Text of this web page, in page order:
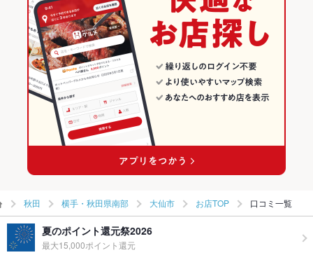
秋田 × イタリアン
横手・秋田県南部のグルメランキング
秋田 横手・秋田県南部 大仙市 お店TOP 口コミ一覧
夏のポイント還元祭2026
最大15,000ポイント還元